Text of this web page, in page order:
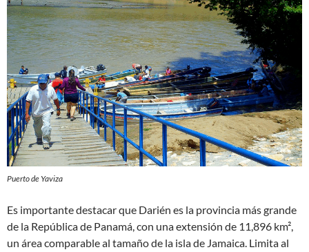
Puerto de Yaviza
Es importante destacar que Darién es la provincia más grande
de la República de Panamá, con una extensión de 11,896 km²,
un área comparable al tamaño de la isla de Jamaica. Limita al